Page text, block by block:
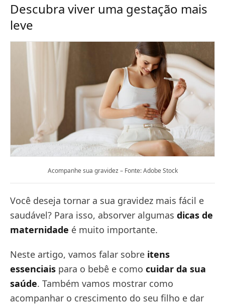
Descubra viver uma gestação mais
leve
Acompanhe sua gravidez – Fonte: Adobe Stock
Você deseja tornar a sua gravidez mais fácil e
saudável? Para isso, absorver algumas dicas de
maternidade é muito importante.
Neste artigo, vamos falar sobre itens
essenciais para o bebê e como cuidar da sua
saúde. Também vamos mostrar como
acompanhar o crescimento do seu filho e dar